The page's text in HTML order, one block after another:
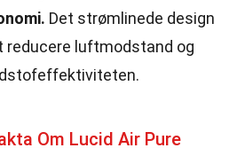
Det strømlinede design
reducere luftmodstand og
Om Lucid Air Pure